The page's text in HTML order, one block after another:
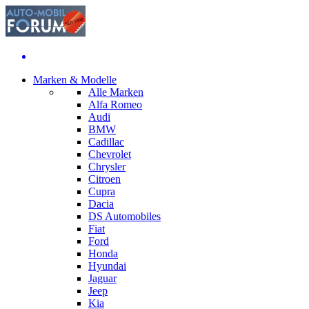
Marken & Modelle
Alle Marken
Alfa Romeo
Audi
BMW
Cadillac
Chevrolet
Chrysler
Citroen
Cupra
Dacia
DS Automobiles
Fiat
Ford
Honda
Hyundai
Jaguar
Jeep
Kia